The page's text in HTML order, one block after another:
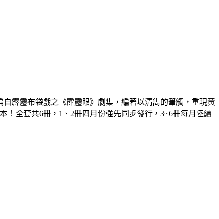
霹靂布袋戲之《霹靂眼》劇集，編著以清雋的筆觸，重現黃
全套共6冊，1、2冊四月份強先同步發行，3~6冊每月陸續